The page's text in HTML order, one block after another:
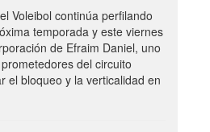
continúa perfilando
temporada y este viernes
de Efraim Daniel, uno
del circuito
el bloqueo y la verticalidad en